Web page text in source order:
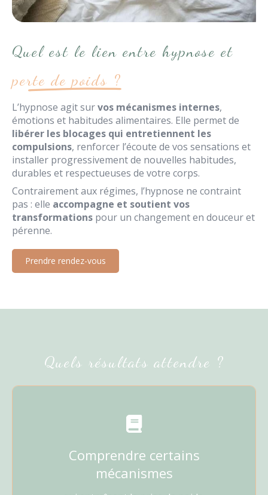
Quel est le lien entre hypnose et
perte de poids ?
L’hypnose agit survos mécanismes internes,
émotions et habitudes alimentaires. Elle permet de
libérer les blocages qui entretiennent les
compulsions, renforcer l’écoute de vos sensations et
installer progressivement de nouvelles habitudes,
durables et respectueuses de votre corps.
Contrairement aux régimes, l’hypnose ne contraint
pas : elle accompagne et soutient vos
transformations pour un changement en douceur et
pérenne.
Prendre rendez-vous
Quels résultats attendre ?
Comprendre certains
mécanismes